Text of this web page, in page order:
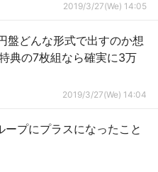
2019/3/27(We) 14:05
盤どんな形式で出すのか想
典の7枚組なら確実に3万
2019/3/27(We) 14:04
プにプラスになったこと